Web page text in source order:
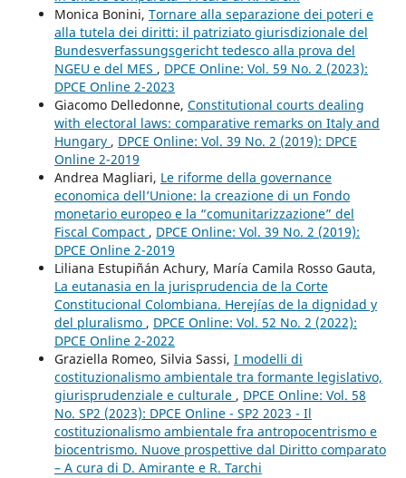
Monica Bonini, Tornare alla separazione dei poteri e
alla tutela dei diritti: il patriziato giurisdizionale del
Bundesverfassungsgericht tedesco alla prova del
NGEU e del MES , DPCE Online: Vol. 59 No. 2 (2023):
DPCE Online 2-2023
Giacomo Delledonne, Constitutional courts dealing
with electoral laws: comparative remarks on Italy and
Hungary , DPCE Online: Vol. 39 No. 2 (2019): DPCE
Online 2-2019
Andrea Magliari, Le riforme della governance
economica dell’Unione: la creazione di un Fondo
monetario europeo e la “comunitarizzazione” del
Fiscal Compact , DPCE Online: Vol. 39 No. 2 (2019):
DPCE Online 2-2019
Liliana Estupiñán Achury, María Camila Rosso Gauta,
La eutanasia en la jurisprudencia de la Corte
Constitucional Colombiana. Herejías de la dignidad y
del pluralismo , DPCE Online: Vol. 52 No. 2 (2022):
DPCE Online 2-2022
Graziella Romeo, Silvia Sassi, I modelli di
costituzionalismo ambientale tra formante legislativo,
giurisprudenziale e culturale , DPCE Online: Vol. 58
No. SP2 (2023): DPCE Online - SP2 2023 - Il
costituzionalismo ambientale fra antropocentrismo e
biocentrismo. Nuove prospettive dal Diritto comparato
– A cura di D. Amirante e R. Tarchi